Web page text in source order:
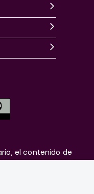
el contenido de
Creative